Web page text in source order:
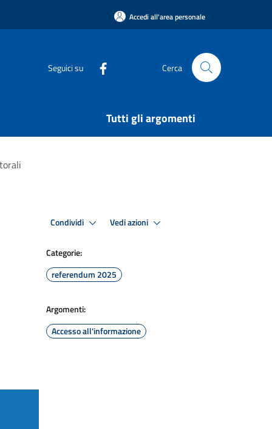
Accedi all'area personale
Seguici su Cerca
Tutti gli argomenti
Condividi Vedi azioni
Categorie:
referendum 2025
Argomenti:
Accesso all'informazione